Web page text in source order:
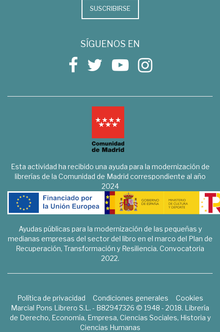
SUSCRIBIRSE
SÍGUENOS EN
Esta actividad ha recibido una ayuda para la modernización de
librerías de la Comunidad de Madrid correspondiente al año
2024
Ayudas públicas para la modernización de las pequeñas y
medianas empresas del sector del libro en el marco del Plan de
Recuperación, Transformación y Resiliencia. Convocatoria
2022.
Política de privacidad Condiciones generales
Cookies
Marcial Pons Librero S.L. - B82947326 © 1948 - 2018. Librería
de Derecho, Economía, Empresa, Ciencias Sociales, Historia y
Ciencias Humanas